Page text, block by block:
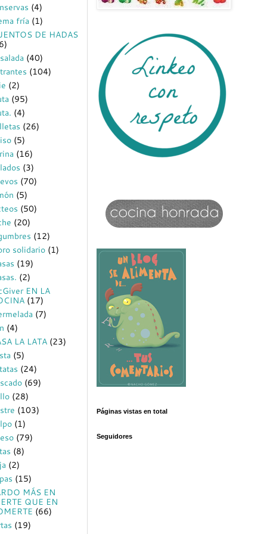
(4)
fría (1)
DE HADAS
(40)
(104)
(2)
(95)
(4)
(26)
(5)
(16)
(3)
(70)
(5)
(50)
(20)
(12)
solidario (1)
(19)
(2)
EN LA
(17)
(7)
(4)
LA LATA (23)
(5)
(24)
(69)
(28)
(103)
(1)
(79)
(8)
(2)
(15)
MÁS EN
QUE EN
(66)
(19)
Páginas vistas en total
Seguidores